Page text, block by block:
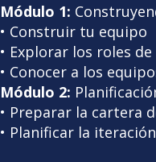
Módulo 1:
• Construir tu equipo
• Explorar los roles
• Conocer a los
Módulo 2:
• Preparar la cartera
• Planificar la